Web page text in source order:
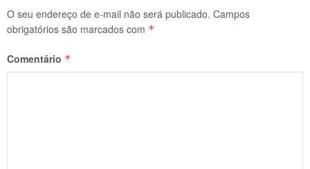
O seu endereço de e-mail não será publicado. Campos
obrigatórios são marcados com *
Comentário *